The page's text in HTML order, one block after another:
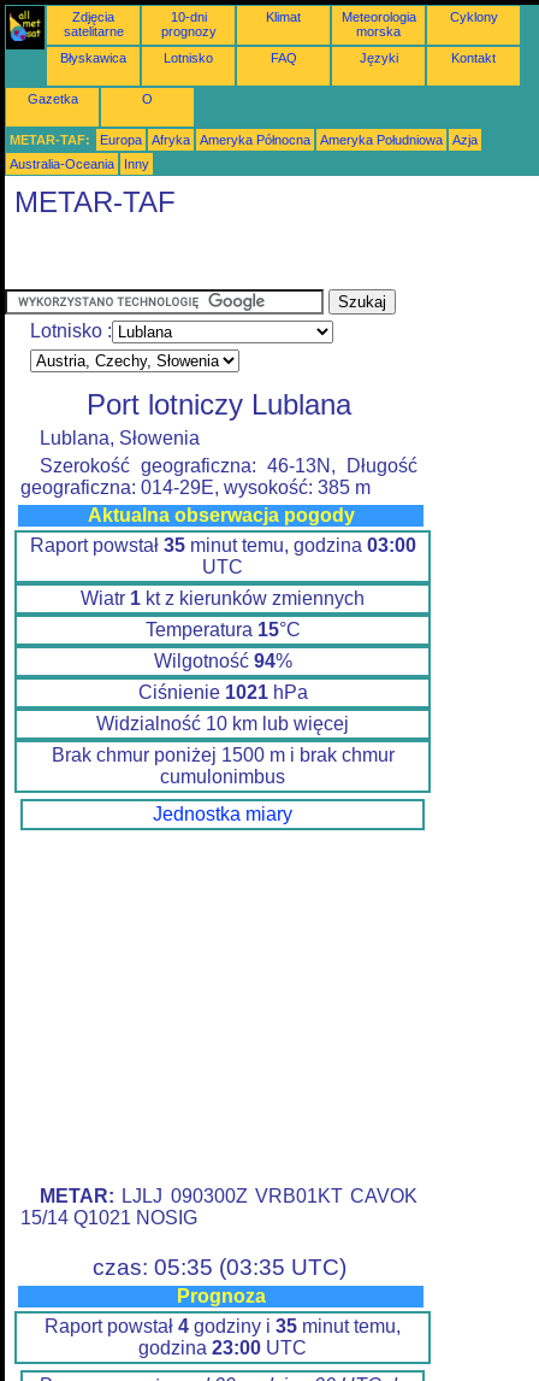
Zdjęcia
satelitarne
10-dni
prognozy
Klimat
Meteorologia
morska
Cyklony
Błyskawica Lotnisko FAQ Języki Kontakt
Gazetka O
METAR-TAF: Europa Afryka Ameryka Północna Ameryka Południowa
Azja
Australia-Oceania
Inny
METAR-TAF
Lotnisko :
Port lotniczy Lublana
Lublana, Słowenia
Szerokość geograficzna: 46-13N, Długość
geograficzna: 014-29E, wysokość: 385 m
Aktualna obserwacja pogody
Raport powstał 35minut temu, godzina 03:00
UTC
Wiatr 1 kt z kierunków zmiennych
Temperatura 15°C
Wilgotność 94%
Ciśnienie 1021hPa
Widzialność 10 km lub więcej
Brak chmur poniżej 1500 m i brak chmur
cumulonimbus
Jednostka miary
METAR: LJLJ 090300Z VRB01KT CAVOK
15/14 Q1021 NOSIG
czas: 05:35 (03:35 UTC)
Prognoza
Raport powstał 4 godziny i 35 minut temu,
godzina 23:00 UTC